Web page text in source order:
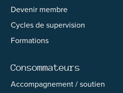
Devenir membre
Cycles de supervision
Formations
Consommateurs
Accompagnement / soutien